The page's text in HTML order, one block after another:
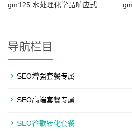
导航栏目
SEO增强套餐专属
SEO高端套餐专属
SEO谷歌转化套餐